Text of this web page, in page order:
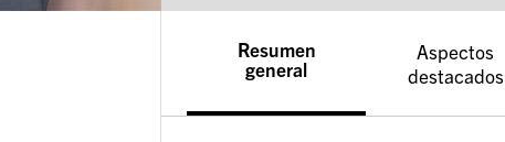
Resumen
general
Aspectos
destacados